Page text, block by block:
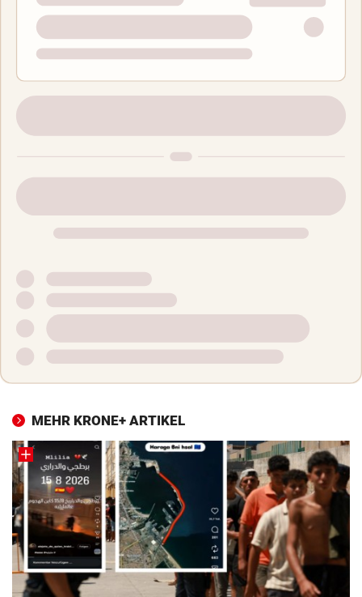
MEHR KRONE+ ARTIKEL